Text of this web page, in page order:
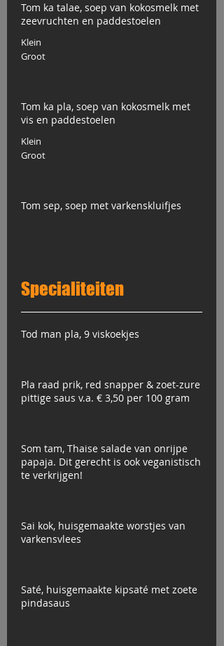
Tom ka talae, soep van kokosmelk met
zeevruchten en paddestoelen
Klein
Groot
Tom ka pla, soep van kokosmelk met
vis en paddestoelen
Klein
Groot
Tom sep, soep met varkenskluifjes
Specialiteiten
Tod man pla, 9 viskoekjes
Pla raad prik, red snapper & zoet-zure
pittige saus v.a. € 3,50 per 100 gram
Som tam, Thaise salade van onrijpe
papaja. Dit gerecht is ook veganistisch
te verkrijgen!
Sai kok, huisgemaakte worstjes van
varkensvlees
Saté, huisgemaakte kipsaté met zoete
pindasaus